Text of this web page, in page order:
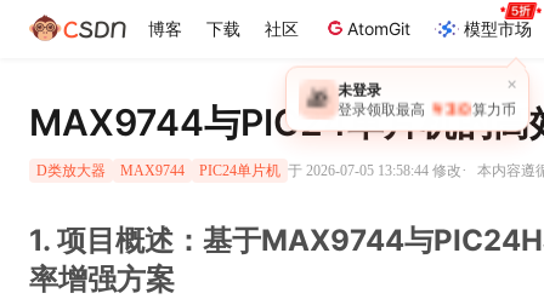
博客 下载 社区 AtomGit 模型市场
×
🎁 未登录
登录领取最高 ￥30 算力币
MAX9744与PIC24单片机的高
D类放大器 MAX9744 PIC24单片机 于 2026-07-05 13:58:44 修改· 本内容遵
1. 项目概述：基于MAX9744与
率增强方案